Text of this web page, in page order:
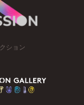
ション